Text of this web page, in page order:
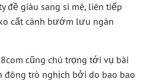
đề giàu sang si mê, liên tiếp
cất cánh bướm lưu ngán
cũng chú trọng tới vụ bài
đông trò nghịch bởi do bao bao